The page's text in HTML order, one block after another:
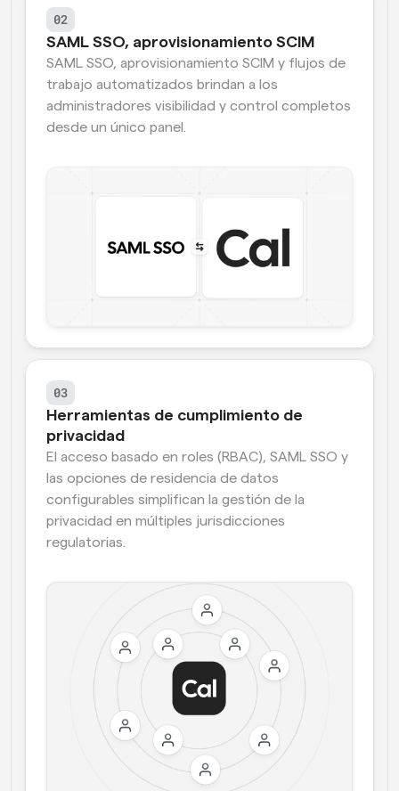
02
SAML SSO, aprovisionamiento SCIM
SAML SSO, aprovisionamiento SCIM y flujos de
trabajo automatizados brindan a los
administradores visibilidad y control completos
desde un único panel.
03
Herramientas de cumplimiento de
privacidad
El acceso basado en roles (RBAC), SAML SSO y
las opciones de residencia de datos
configurables simplifican la gestión de la
privacidad en múltiples jurisdicciones
regulatorias.